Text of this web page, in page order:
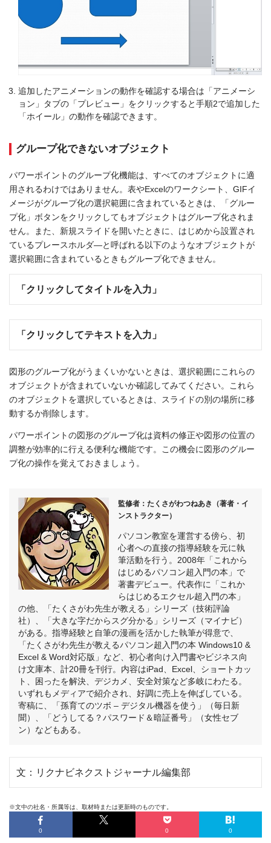
追加したアニメーションの動作を確認する場合は「アニメーシ
ョン」タブの「プレビュー」をクリックすると手順2で追加した
「ホイール」の動作を確認できます。
グループ化できないオブジェクト
パワーポイントのグループ化機能は、すべてのオブジェクトに適
用されるわけではありません。表やExcelのワークシート、GIFイ
メージがグループ化の選択範囲に含まれているときは、「グルー
プ化」ボタンをクリックしてもオブジェクトはグループ化されま
せん。また、新規スライドを開いたときに、はじめから設置され
ているプレースホルダ―と呼ばれる以下のようなオブジェクトが
選択範囲に含まれているときもグループ化できません。
「クリックしてタイトルを入力」
「クリックしてテキストを入力」
図形のグループ化がうまくいかないときは、選択範囲にこれらの
オブジェクトが含まれていないか確認してみてください。これら
のオブジェクトを選択しているときは、スライドの別の場所に移
動するか削除します。
パワーポイントの図形のグループ化は資料の修正や図形の位置の
調整が効率的に行える便利な機能です。この機会に図形のグルー
プ化の操作を覚えておきましょう。
監修者：たくさがわつねあき（著者・イ
ンストラクター）
パソコン教室を運営する傍ら、初
心者への直接の指導経験を元に執
筆活動を行う。2008年「これから
はじめるパソコン超入門の本」で
著書デビュー。代表作に「これか
らはじめるエクセル超入門の本」
の他、「たくさがわ先生が教える」シリーズ（技術評論
社）、「大きな字だからスグ分かる」シリーズ（マイナビ）
がある。指導経験と自筆の漫画を活かした執筆が得意で、
「たくさがわ先生が教えるパソコン超入門の本 Windows10 &
Excel & Word対応版」など、初心者向け入門書やビジネス向
け文庫本、計20冊を刊行。内容はiPad、Excel、ショートカッ
ト、困ったを解決、デジカメ、安全対策など多岐にわたる。
いずれもメディアで紹介され、好調に売上を伸ばしている。
寄稿に、「孫育てのツボ – デジタル機器を使う」（毎日新
聞）、「どうしてる？パスワード＆暗証番号」（女性セブ
ン）などもある。
文：リクナビネクストジャーナル編集部
※文中の社名・所属等は、取材時または更新時のものです。
0 0 0